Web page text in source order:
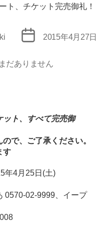
ト、チケット完売御礼！
投
日
2015年4月27日
だありません
ット、すべて完売御
で、ご了承ください。
す
年4月25日(土)
0570-02-9999、 イープ